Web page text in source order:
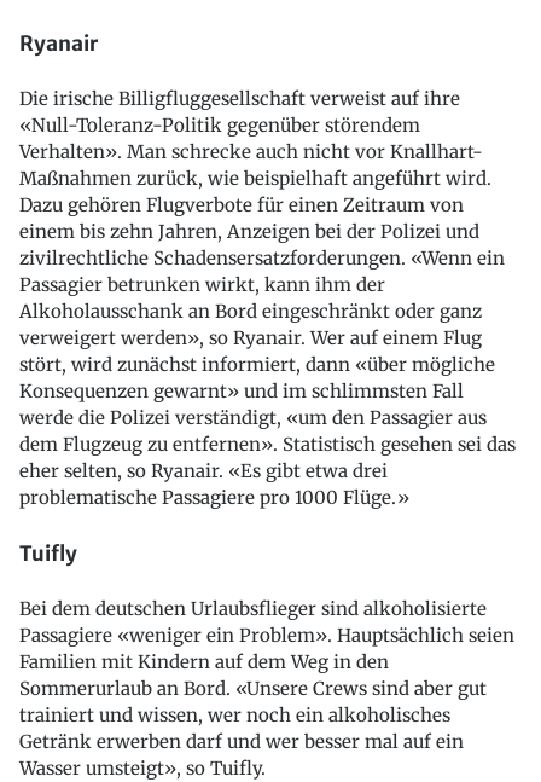
Ryanair
Die irische Billigfluggesellschaft verweist auf ihre
«Null-Toleranz-Politik gegenüber störendem
Verhalten». Man schrecke auch nicht vor Knallhart-
Maßnahmen zurück, wie beispielhaft angeführt wird.
Dazu gehören Flugverbote für einen Zeitraum von
einem bis zehn Jahren, Anzeigen bei der Polizei und
zivilrechtliche Schadensersatzforderungen. «Wenn ein
Passagier betrunken wirkt, kann ihm der
Alkoholausschank an Bord eingeschränkt oder ganz
verweigert werden», so Ryanair. Wer auf einem Flug
stört, wird zunächst informiert, dann «über mögliche
Konsequenzen gewarnt» und im schlimmsten Fall
werde die Polizei verständigt, «um den Passagier aus
dem Flugzeug zu entfernen». Statistisch gesehen sei das
eher selten, so Ryanair. «Es gibt etwa drei
problematische Passagiere pro 1000 Flüge.»
Tuifly
Bei dem deutschen Urlaubsflieger sind alkoholisierte
Passagiere «weniger ein Problem». Hauptsächlich seien
Familien mit Kindern auf dem Weg in den
Sommerurlaub an Bord. «Unsere Crews sind aber gut
trainiert und wissen, wer noch ein alkoholisches
Getränk erwerben darf und wer besser mal auf ein
Wasser umsteigt», so Tuifly.